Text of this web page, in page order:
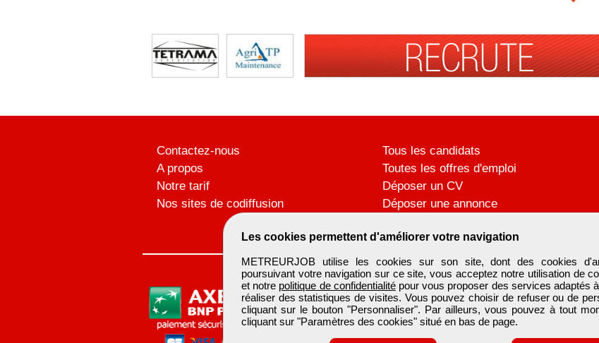
Les cookies permettent d'améliorer votre navigation
METREURJOB utilise les cookies sur son site, dont des cookies
poursuivant votre navigation sur ce site, vous acceptez notre utilisation de
et notre politique de confidentialitépour vous proposer des services adaptés
réaliser des statistiques de visites. Vous pouvez choisir de refuser ou de
cliquant sur le bouton "Personnaliser". Par ailleurs, vous pouvez à tout
cliquant sur "Paramètres des cookies" situé en bas de page.
Contactez-nous
A propos
Notre tarif
Nos sites de codiffusion
Tous les candidats
Toutes les offres d'emploi
Déposer un CV
Déposer une annonce